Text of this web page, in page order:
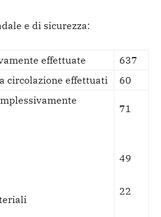
e di sicurezza:
effettuate
637
circolazione effettuati
60
71
49
22